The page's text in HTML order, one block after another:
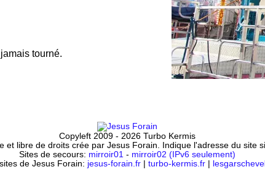
tourné.
Copyleft 2009 - 2026 Turbo Kermis
et libre de droits crée par Jesus Forain. Indique l'adresse du site
Sites de secours: mirroir01 - mirroir02 (IPv6 seulement)
de Jesus Forain: jesus-forain.fr| turbo-kermis.fr|